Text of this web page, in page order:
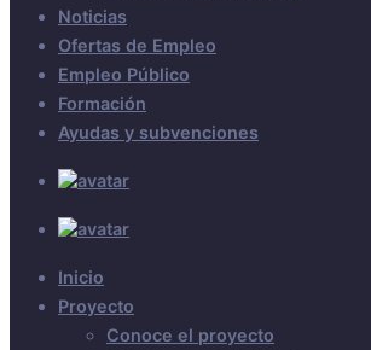
Noticias
Ofertas de Empleo
Empleo Público
Formación
Ayudas y subvenciones
Inicio
Proyecto
Conoce el proyecto